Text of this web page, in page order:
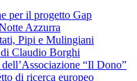
per il progetto Gap
Azzurra
Pipi e Mulingiani
Claudio Borghi
“Il Dono”
di ricerca europeo